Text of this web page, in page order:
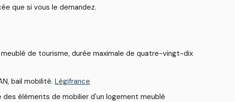
ée que si vous le demandez.
meublé de tourisme, durée maximale de quatre-vingt-dix
N, bail mobilité. Légifrance
des éléments de mobilier d'un logement meublé